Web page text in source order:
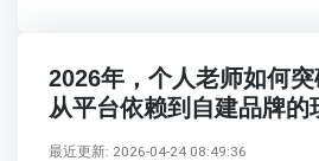
2026年，个人老师如何
从平台依赖到自建品牌的
最近更新: 2026-04-24 08:49:36